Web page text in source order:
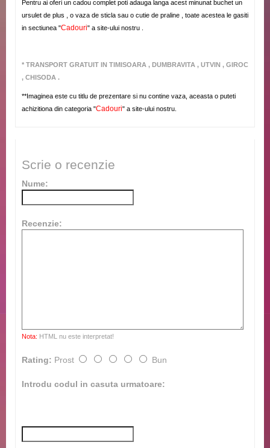
Pentru ai oferi un cadou complet poti adauga langa acest minunat buchet un
ursulet de plus , o vaza de sticla sau o cutie de praline , toate acestea le gasiti
in sectiunea "Cadouri" a site-ului nostru .
* TRANSPORT GRATUIT IN TIMISOARA , DUMBRAVITA , UTVIN , GIROC
, CHISODA .
**Imaginea este cu titlu de prezentare si nu contine vaza, aceasta o puteti
achizitiona din categoria "Cadouri" a site-ului nostru.
Scrie o recenzie
Nume:
Recenzie:
Nota: HTML nu este interpretat!
Rating: Prost Bun
Introdu codul in casuta urmatoare: